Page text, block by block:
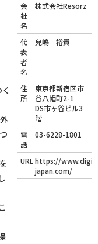
会
社
名
株式会社Resorz
代
表
者
名
兒嶋 裕貴
住
所
東京都新宿区市
谷八幡町2-1
DS市ヶ谷ビル3
階
電
話
03-6228-1801
URL https://
japan.com/